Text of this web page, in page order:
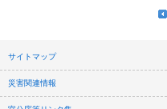
サイトマップ
災害関連情報